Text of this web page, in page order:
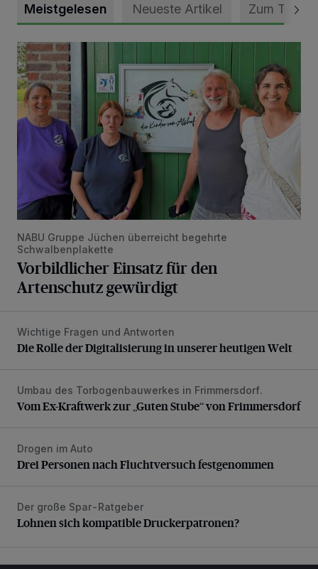
Meistgelesen Neueste Artikel Zum Thema
Vorbildlicher Einsatz für den Artenschutz gewürdigt
NABU Gruppe Jüchen überreicht begehrte
Schwalbenplakette
Vorbildlicher Einsatz für den
Artenschutz gewürdigt
Die Rolle der Digitalisierung in unserer heutigen Welt
Wichtige Fragen und Antworten
Die Rolle der Digitalisierung in unserer heutigen Welt
Vom Ex-Kraftwerk zur „Guten Stube“ von Frimmersdorf
Umbau des Torbogenbauwerkes in Frimmersdorf.
Vom Ex-Kraftwerk zur „Guten Stube“ von Frimmersdorf
Drei Personen nach Fluchtversuch festgenommen
Drogen im Auto
Drei Personen nach Fluchtversuch festgenommen
Lohnen sich kompatible Druckerpatronen?
Der große Spar-Ratgeber
Lohnen sich kompatible Druckerpatronen?